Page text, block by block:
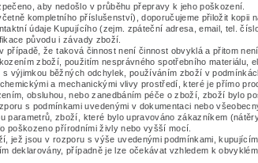
aby nedošlo v průběhu přepravy k jeho poškození.
kompletního příslušenství), doporučujeme přiložit kopii
údaje Kupujícího (zejm. zpáteční adresa, email, tel.
původu i závady zboží.
případě, že taková činnost není činnost obvyklá a přitom
zboží, použitím nesprávného spotřebního materiálu,
výjimkou běžných odchylek, používáním zboží v
a mechanickými vlivy prostředí, které je přímo
obsluhou, nebo zanedbáním péče o zboží, zboží bylo
s podmínkami uvedenými v dokumentaci nebo
parametrů, zboží, které bylo upravováno zákazníkem
poškozeno přírodními živly nebo vyšší mocí.
jež jsou v rozporu s výše uvedenými podmínkami,
deklarovány, případně je lze očekávat vzhledem k